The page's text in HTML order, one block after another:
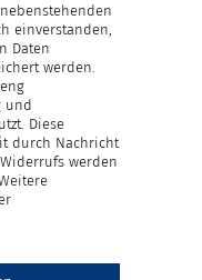
einverstanden,
Daten
werden.
und
Diese
durch Nachricht
werden